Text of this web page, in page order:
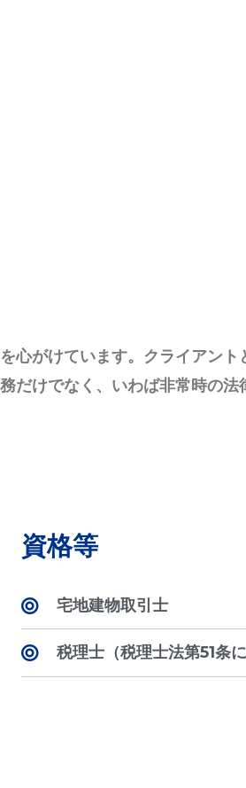
心がけています。クライアン
けでなく、いわば非常時の
資格等
宅地建物取引士
税理士（税理士法第51条に